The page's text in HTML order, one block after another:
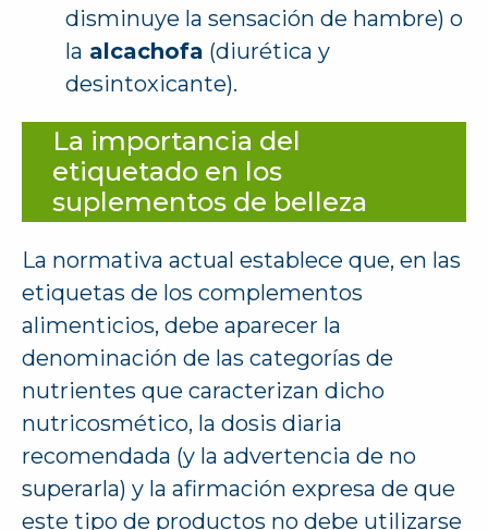
disminuye la sensación de hambre) o
la alcachofa (diurética y
desintoxicante).
La importancia del
etiquetado en los
suplementos de belleza
La normativa actual establece que, en las
etiquetas de los complementos
alimenticios, debe aparecer la
denominación de las categorías de
nutrientes que caracterizan dicho
nutricosmético, la dosis diaria
recomendada (y la advertencia de no
superarla) y la afirmación expresa de que
este tipo de productos no debe utilizarse